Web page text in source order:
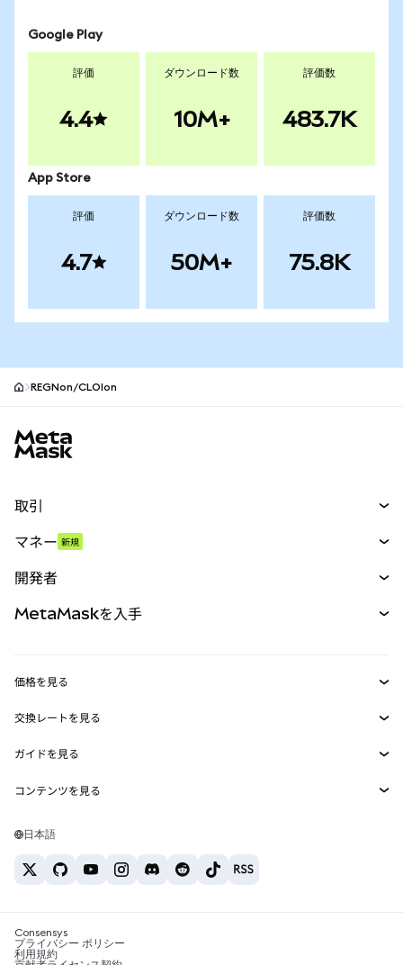
Google Play
評価
4.4
ダウンロード数
10M+
評価数
483.7K
App Store
評価
4.7
ダウンロード数
50M+
評価数
75.8K
REGNon/CLOIon
取引
パーペチュアル
RWA
マネー 新規
開発者
MetaMask Connect
Snaps
Web3サービス
MetaMaskを入手
セキュリティ
サポート
キャリア
お問い合わせ
価格を見る
イーサリアムの価格
Solanaの価格
Tetherの価格
交換レートを見る
ETH→USD
USDT→INR
BTC→INR
ETH→USDT
ガイドを見る
ETHの購入
USDTの購入
SHIBの購入
BNBの購入
コンテンツを見る
Solanaウォレット
税制関連ニュース
日本語
Consensys
プライバシー ポリシー
利用規約